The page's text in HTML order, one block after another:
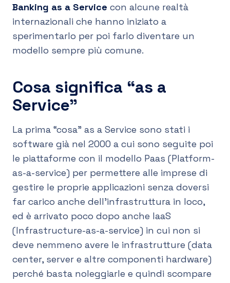
Banking as a Service con alcune realtà
internazionali che hanno iniziato a
sperimentarlo per poi farlo diventare un
modello sempre più comune.
Cosa significa “as a
Service”
La prima “cosa” as a Service sono stati i
software già nel 2000 a cui sono seguite poi
le piattaforme con il modello Paas (Platform-
as-a-service) per permettere alle imprese di
gestire le proprie applicazioni senza doversi
far carico anche dell’infrastruttura in loco,
ed è arrivato poco dopo anche IaaS
(Infrastructure-as-a-service) in cui non si
deve nemmeno avere le infrastrutture (data
center, server e altre componenti hardware)
perché basta noleggiarle e quindi scompare